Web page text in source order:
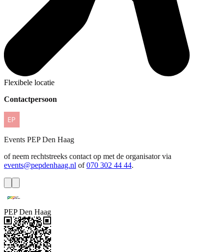
Flexibele locatie
Contactpersoon
Events PEP Den Haag
of neem rechtstreeks contact op met de organisator via
events@pepdenhaag.nl of 070 302 44 44.
PEP Den Haag